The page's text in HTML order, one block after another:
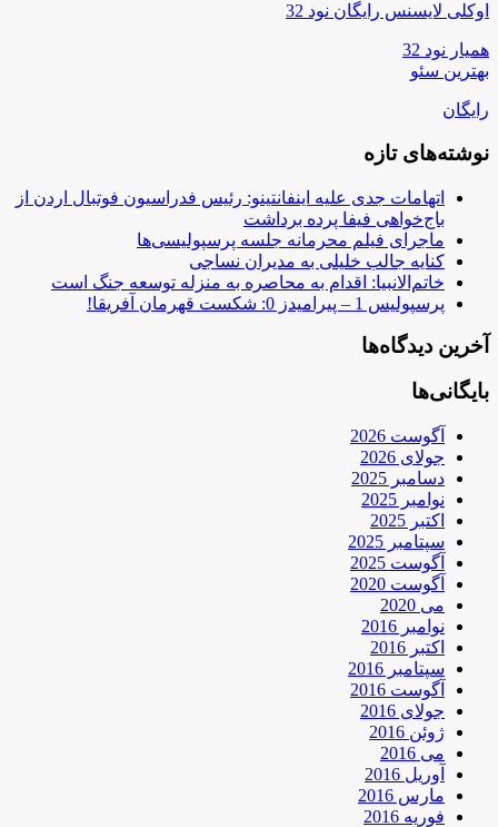
اوکلی لایسنس رایگان نود 32
همیار نود 32
بهترین سئو
رایگان
نوشته‌های تازه
اتهامات جدی علیه اینفانتینو: رئیس فدراسیون فوتبال اردن از
باج‌خواهی فیفا پرده برداشت
ماجرای فیلم محرمانه جلسه پرسپولیسی‌ها
کنایه جالب خلیلی به مدیران نساجی
خاتم‌الانبیا: اقدام به محاصره به منزله توسعه جنگ است
پرسپولیس 1 – پیرامیدز 0: شکست قهرمان آفریقا!
آخرین دیدگاه‌ها
بایگانی‌ها
آگوست 2026
جولای 2026
دسامبر 2025
نوامبر 2025
اکتبر 2025
سپتامبر 2025
آگوست 2025
آگوست 2020
می 2020
نوامبر 2016
اکتبر 2016
سپتامبر 2016
آگوست 2016
جولای 2016
ژوئن 2016
می 2016
آوریل 2016
مارس 2016
فوریه 2016